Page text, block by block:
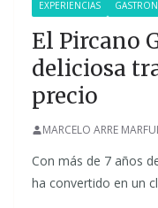
EXPERIENCIAS
El Pircano
deliciosa
precio
MARCELO ARRE
Con más de 7 años
ha convertido en un